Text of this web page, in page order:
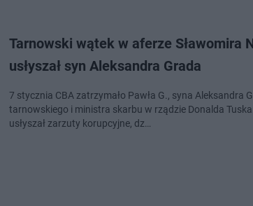
Tarnowski wątek w aferze Sławomira
usłyszał syn Aleksandra Grada
7 stycznia CBA zatrzymało Pawła G., syna Aleksandra
tarnowskiego i ministra skarbu w rządzie Donalda
usłyszał zarzuty korupcyjne, dz…